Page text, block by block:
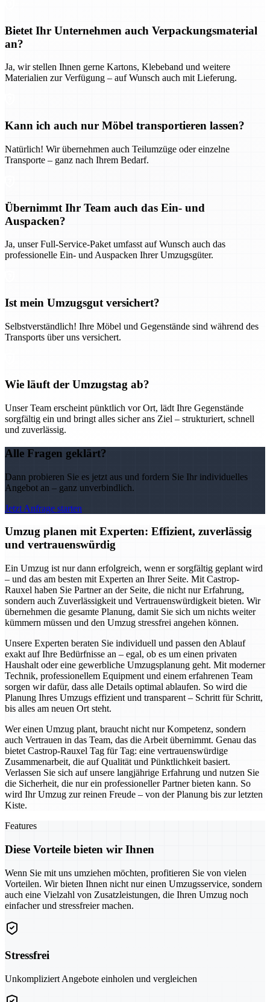
Bietet Ihr Unternehmen auch Verpackungsmaterial
an?
Ja, wir stellen Ihnen gerne Kartons, Klebeband und weitere
Materialien zur Verfügung – auf Wunsch auch mit Lieferung.
Kann ich auch nur Möbel transportieren lassen?
Natürlich! Wir übernehmen auch Teilumzüge oder einzelne
Transporte – ganz nach Ihrem Bedarf.
Übernimmt Ihr Team auch das Ein- und
Auspacken?
Ja, unser Full-Service-Paket umfasst auf Wunsch auch das
professionelle Ein- und Auspacken Ihrer Umzugsgüter.
Ist mein Umzugsgut versichert?
Selbstverständlich! Ihre Möbel und Gegenstände sind während des
Transports über uns versichert.
Wie läuft der Umzugstag ab?
Unser Team erscheint pünktlich vor Ort, lädt Ihre Gegenstände
sorgfältig ein und bringt alles sicher ans Ziel – strukturiert, schnell
und zuverlässig.
Alle Fragen geklärt?
Dann probieren Sie es jetzt aus und fordern Sie Ihr individuelles
Angebot an – ganz unverbindlich.
Jetzt Anfrage starten
Umzug planen mit Experten: Effizient, zuverlässig
und vertrauenswürdig
Ein Umzug ist nur dann erfolgreich, wenn er sorgfältig geplant wird
– und das am besten mit Experten an Ihrer Seite. Mit Castrop-
Rauxel haben Sie Partner an der Seite, die nicht nur Erfahrung,
sondern auch Zuverlässigkeit und Vertrauenswürdigkeit bieten. Wir
übernehmen die gesamte Planung, damit Sie sich um nichts weiter
kümmern müssen und den Umzug stressfrei angehen können.
Unsere Experten beraten Sie individuell und passen den Ablauf
exakt auf Ihre Bedürfnisse an – egal, ob es um einen privaten
Haushalt oder eine gewerbliche Umzugsplanung geht. Mit moderner
Technik, professionellem Equipment und einem erfahrenen Team
sorgen wir dafür, dass alle Details optimal ablaufen. So wird die
Planung Ihres Umzugs effizient und transparent – Schritt für Schritt,
bis alles am neuen Ort steht.
Wer einen Umzug plant, braucht nicht nur Kompetenz, sondern
auch Vertrauen in das Team, das die Arbeit übernimmt. Genau das
bietet Castrop-Rauxel Tag für Tag: eine vertrauenswürdige
Zusammenarbeit, die auf Qualität und Pünktlichkeit basiert.
Verlassen Sie sich auf unsere langjährige Erfahrung und nutzen Sie
die Sicherheit, die nur ein professioneller Partner bieten kann. So
wird Ihr Umzug zur reinen Freude – von der Planung bis zur letzten
Kiste.
Features
Diese Vorteile bieten wir Ihnen
Wenn Sie mit uns umziehen möchten, profitieren Sie von vielen
Vorteilen. Wir bieten Ihnen nicht nur einen Umzugsservice, sondern
auch eine Vielzahl von Zusatzleistungen, die Ihren Umzug noch
einfacher und stressfreier machen.
Stressfrei
Unkompliziert Angebote einholen und vergleichen